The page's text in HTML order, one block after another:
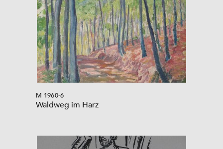
M 1960-6
Waldweg im Harz